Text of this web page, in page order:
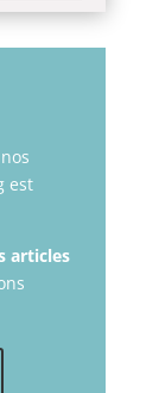
est
articles